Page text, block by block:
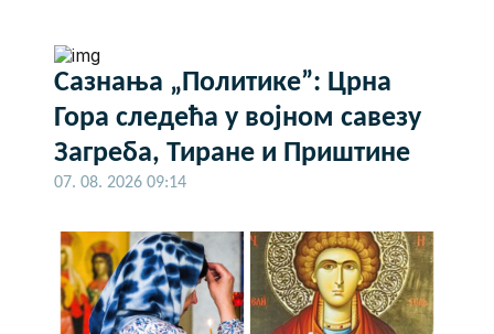
Сазнања „Политике”: Црна
Гора следећа у војном савезу
Загреба, Тиране и Приштине
07. 08. 2026 09:14